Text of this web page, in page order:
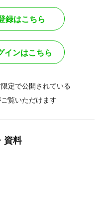
録はこちら
インはこちら
定で公開されている
覧いただけます
資料